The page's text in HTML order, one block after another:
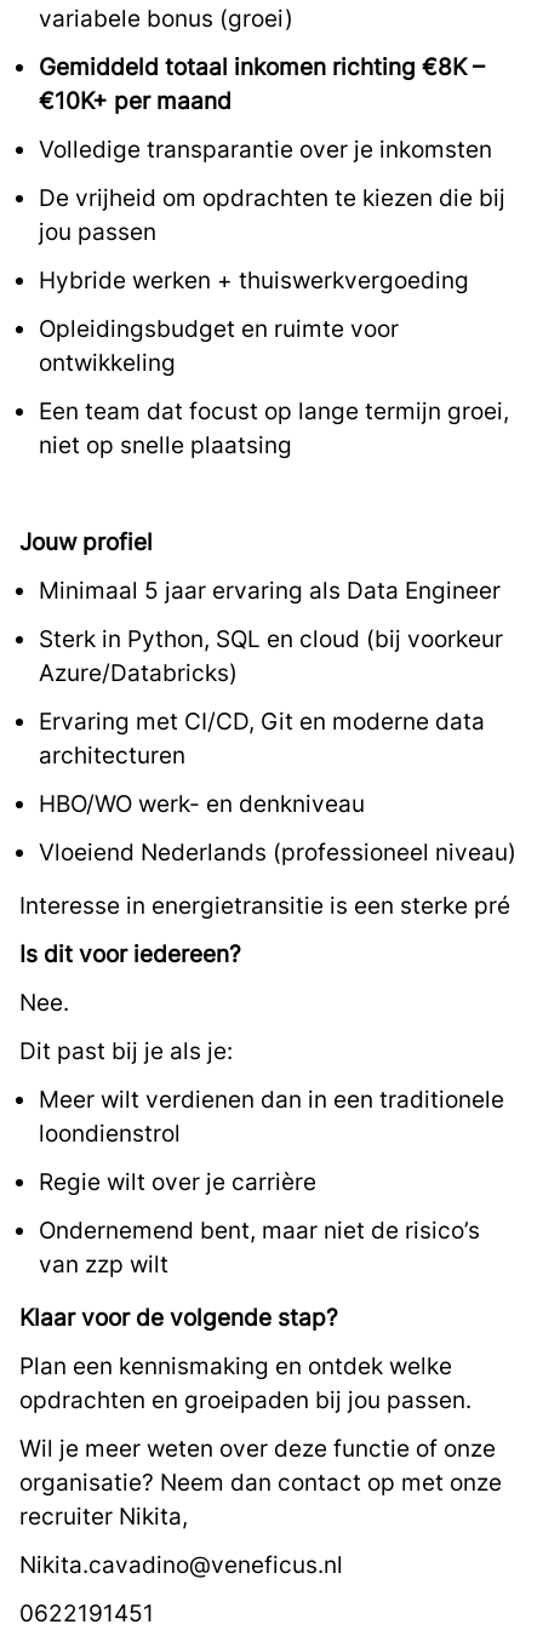
variabele bonus (groei)
Gemiddeld totaal inkomen richting €8K –
€10K+ per maand
Volledige transparantie over je inkomsten
De vrijheid om opdrachten te kiezen die bij
jou passen
Hybride werken + thuiswerkvergoeding
Opleidingsbudget en ruimte voor
ontwikkeling
Een team dat focust op lange termijn groei,
niet op snelle plaatsing
Jouw profiel
Minimaal 5 jaar ervaring als Data Engineer
Sterk in Python, SQL en cloud (bij voorkeur
Azure/Databricks)
Ervaring met CI/CD, Git en moderne data
architecturen
HBO/WO werk- en denkniveau
Vloeiend Nederlands (professioneel niveau)
Interesse in energietransitie is een sterke pré
Is dit voor iedereen?
Nee.
Dit past bij je als je:
Meer wilt verdienen dan in een traditionele
loondienstrol
Regie wilt over je carrière
Ondernemend bent, maar niet de risico’s
van zzp wilt
Klaar voor de volgende stap?
Plan een kennismaking en ontdek welke
opdrachten en groeipaden bij jou passen.
Wil je meer weten over deze functie of onze
organisatie? Neem dan contact op met onze
recruiter Nikita,
Nikita.cavadino@veneficus.nl
0622191451